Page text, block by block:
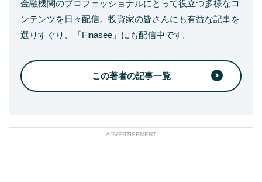
金融機関のプロフェッショナルにとって役立つ多様なコ
ンテンツを日々配信。投資家の皆さんにも有益な記事を
選りすぐり、「Finasee」にも配信中です。
この著者の記事一覧
ADVERTISEMENT